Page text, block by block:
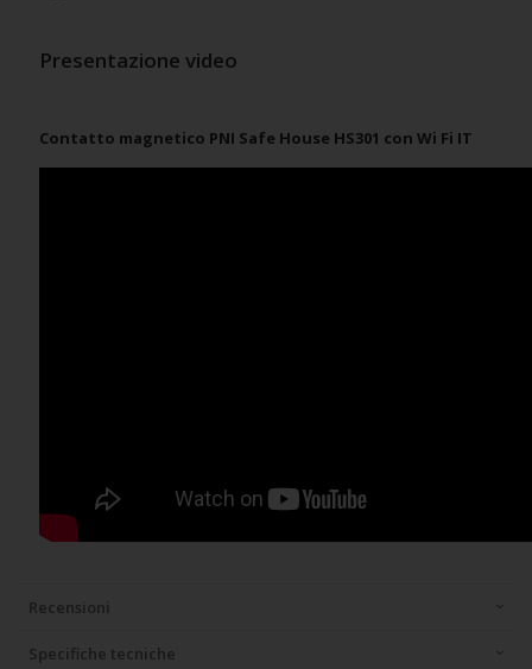
Presentazione video
Contatto magnetico PNI Safe House HS301 con Wi Fi IT
Recensioni
Specifiche tecniche